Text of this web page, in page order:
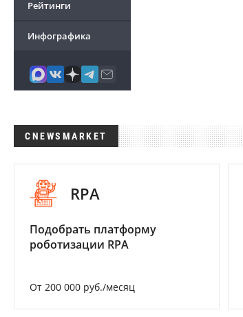
Рейтинги
Инфографика
CNEWSMARKET
RPA
Подобрать платформу
роботизации RPA
От 200 000 руб./месяц